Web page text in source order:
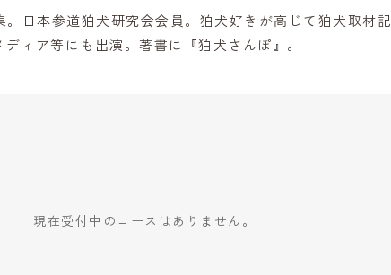
。日本参道狛犬研究会会員。狛犬好きが高じて狛犬取材記
ィア等にも出演。著書に『狛犬さんぽ』。
現在受付中のコースはありません。